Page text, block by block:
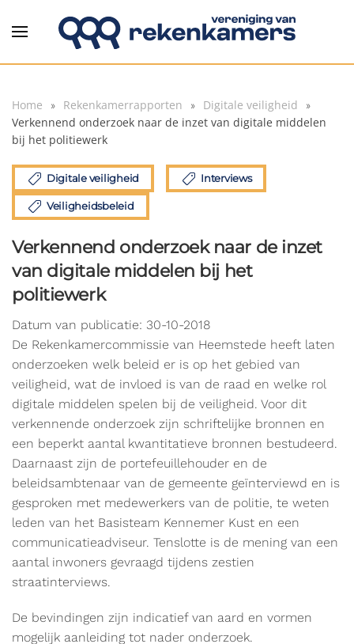
Overslaan en naar de inhoud gaan
Home Rekenkamerrapporten
Digitale veiligheid
Verkennend onderzoek naar de inzet van digitale middelen
bij het politiewerk
Digitale veiligheid Interviews
Veiligheidsbeleid
Verkennend onderzoek naar de inzet
van digitale middelen bij het
politiewerk
Datum van publicatie: 30-10-2018
De Rekenkamercommissie van Heemstede heeft laten
onderzoeken welk beleid er is op het gebied van
veiligheid, wat de invloed is van de raad en welke rol
digitale middelen spelen bij de veiligheid. Voor dit
verkennende onderzoek zijn schriftelijke bronnen en
een beperkt aantal kwantitatieve bronnen bestudeerd.
Daarnaast zijn de portefeuillehouder en de
beleidsambtenaar van de gemeente geïnterviewd en is
gesproken met medewerkers van de politie, te weten
leden van het Basisteam Kennemer Kust en een
communicatieadviseur. Tenslotte is de mening van een
aantal inwoners gevraagd tijdens zestien
straatinterviews.
De bevindingen zijn indicatief van aard en vormen
mogelijk aanleiding tot nader onderzoek.